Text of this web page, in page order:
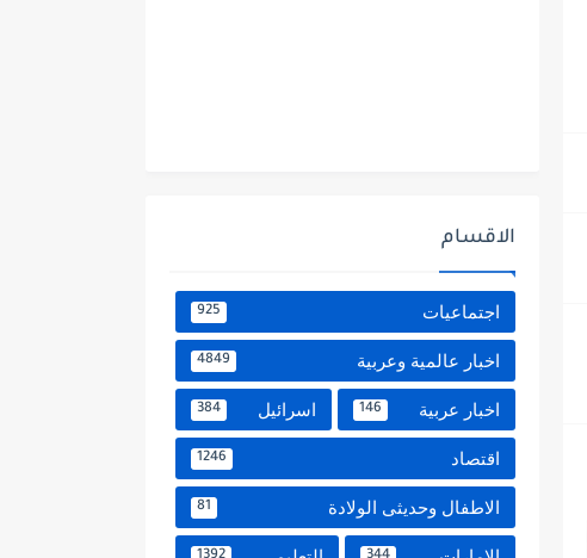
الاقسام
اجتماعيات 925
اخبار عالمية وعربية 4849
اخبار عربية 146 اسرائيل 384
اقتصاد 1246
الاطفال وحديثى الولادة 81